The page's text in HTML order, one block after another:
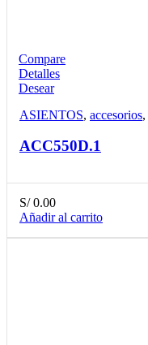
Compare
Detalles
Desear
ASIENTOS, accesorios,
ACC550D.1
S/0.00
Añadir al carrito